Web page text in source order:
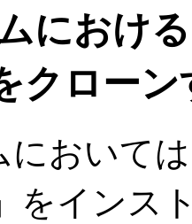
におけ
クロー
において
をインス